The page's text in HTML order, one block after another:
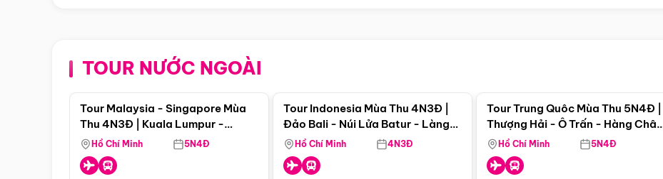
TOUR NƯỚC NGOÀI
Điểm nổi bật
Tour Malaysia - Singapore Mùa
Thu 4N3Đ | Kuala Lumpur -
Malacca - Johor Baru -
Singapore
Hồ Chí Minh 5N4Đ
Tour Indonesia Mùa Thu 4N3Đ |
Đảo Bali - Núi Lửa Batur - Làng
Penglipuran
Hồ Chí Minh 4N3Đ
Tour Trung Quôc Mùa Thu 5N4Đ |
Thượng Hải - Ô Trấn - Hàng Châu
(Tour Không Shopping)
Hồ Chí Minh 5N4Đ